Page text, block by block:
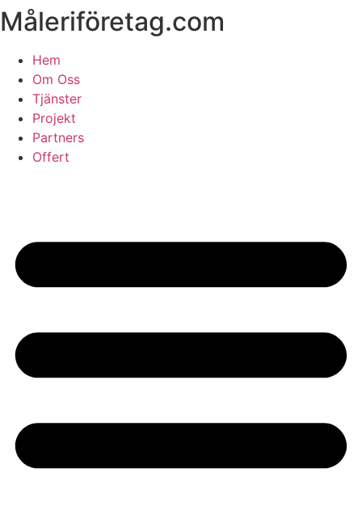
Skip
to
content
Måleriföretag.com
Hem
Om Oss
Tjänster
Projekt
Partners
Offert